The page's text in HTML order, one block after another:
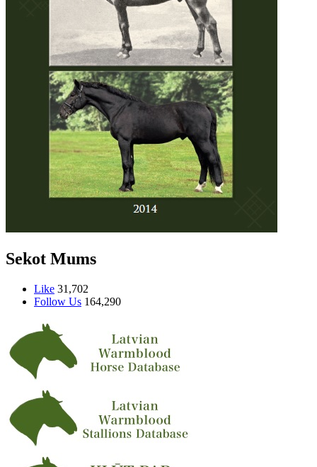
Sekot Mums
Like 31,702
Follow Us 164,290